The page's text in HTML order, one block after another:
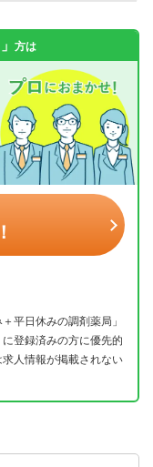
方は
平日休みの調剤薬局」
登録済みの方に優先的
人情報が掲載されない